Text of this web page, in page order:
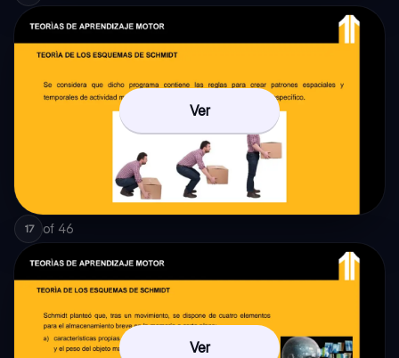
Ver
17 of 46
Ver